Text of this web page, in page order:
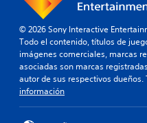
© 2026 Sony Interactive
Todo el contenido, títulos de
imágenes comerciales, marcas
asociadas son marcas
autor de sus respectivos
información